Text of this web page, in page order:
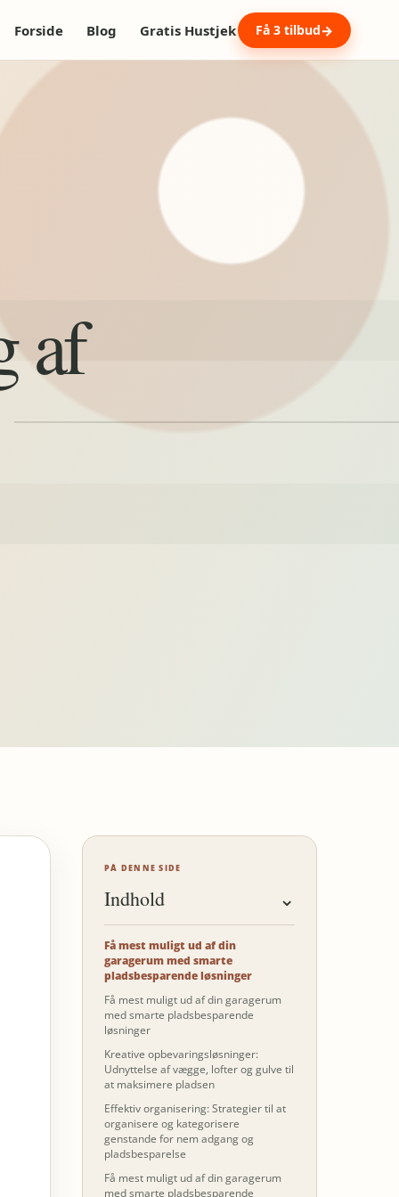
Forside Blog Gratis Hustjek Få 3 tilbud
af
PÅ DENNE SIDE
Indhold ⌄
Få mest muligt ud af din
garagerum med smarte
pladsbesparende løsninger
Få mest muligt ud af din garagerum
med smarte pladsbesparende
løsninger
Kreative opbevaringsløsninger:
Udnyttelse af vægge, lofter og gulve til
at maksimere pladsen
Effektiv organisering: Strategier til at
organisere og kategorisere
genstande for nem adgang og
pladsbesparelse
Få mest muligt ud af din garagerum
med smarte pladsbesparende